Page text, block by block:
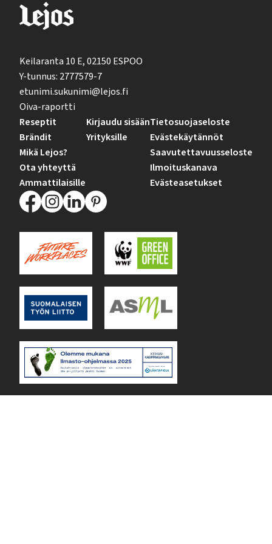
Keilaranta 10 E, 02150 ESPOO
Y-tunnus: 2777579-7
etunimi.sukunimi@lejos.fi
Oiva-raportti
Reseptit
Brändit
Mikä Lejos?
Ota yhteyttä
Ammattilaisille
Kirjaudu sisään
Yrityksille
Tietosuojaseloste
Evästekäytännöt
Saavutettavuusseloste
Ilmoituskanava
Evästeasetukset